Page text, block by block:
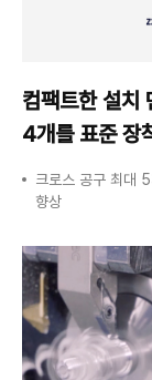
컴팩트한 설치
4개를 표준 장
크로스 공구 최대
향상